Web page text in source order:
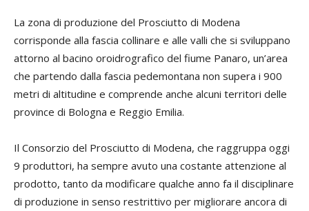
La zona di produzione del Prosciutto di Modena
corrisponde alla fascia collinare e alle valli che si sviluppano
attorno al bacino oroidrografico del fiume Panaro, un’area
che partendo dalla fascia pedemontana non supera i 900
metri di altitudine e comprende anche alcuni territori delle
province di Bologna e Reggio Emilia.
Il Consorzio del Prosciutto di Modena, che raggruppa oggi
9 produttori, ha sempre avuto una costante attenzione al
prodotto, tanto da modificare qualche anno fa il disciplinare
di produzione in senso restrittivo per migliorare ancora di